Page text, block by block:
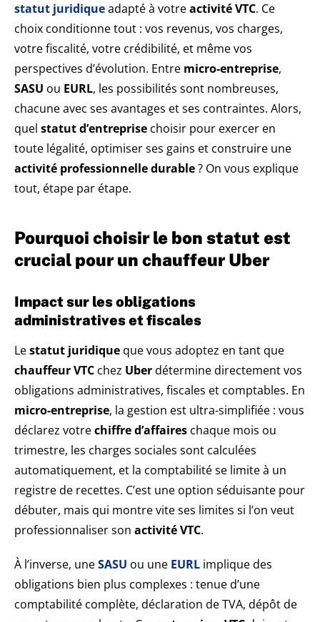
statut juridiqueadapté à votreactivité VTC. Ce
choix conditionne tout : vos revenus, vos charges,
votre fiscalité, votre crédibilité, et même vos
perspectives d’évolution. Entre micro-entreprise,
SASU ou EURL, les possibilités sont nombreuses,
chacune avec ses avantages et ses contraintes. Alors,
quel statut d’entreprise choisir pour exercer en
toute légalité, optimiser ses gains et construire une
activité professionnelle durable? On vous explique
tout, étape par étape.
Pourquoi choisir le bon statut est
crucial pour un chauffeur Uber
Impact sur les obligations
administratives et fiscales
Lestatut juridique que vous adoptez en tant que
chauffeur VTC chez Uberdétermine directement vos
obligations administratives, fiscales et comptables. En
micro-entreprise, la gestion est ultra-simplifiée : vous
déclarez votrechiffre d’affaires chaque mois ou
trimestre, les charges sociales sont calculées
automatiquement, et la comptabilité se limite à un
registre de recettes. C’est une option séduisante pour
débuter, mais qui montre vite ses limites si l’on veut
professionnaliser son activité VTC.
À l’inverse, uneSASU ou une EURL implique des
obligations bien plus complexes : tenue d’une
comptabilité complète, déclaration de TVA, dépôt de